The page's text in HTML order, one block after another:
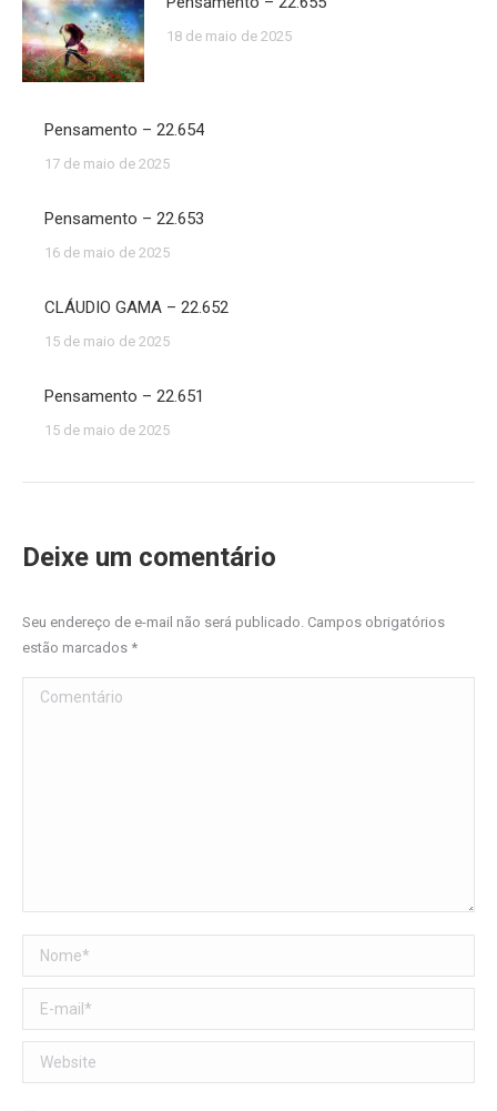
18 de maio de 2025
Pensamento – 22.654
17 de maio de 2025
Pensamento – 22.653
16 de maio de 2025
CLÁUDIO GAMA – 22.652
15 de maio de 2025
Pensamento – 22.651
15 de maio de 2025
Deixe um comentário
Seu endereço de e-mail não será publicado. Campos obrigatórios
estão marcados *
Comentário
Nome *
E-mail *
Website